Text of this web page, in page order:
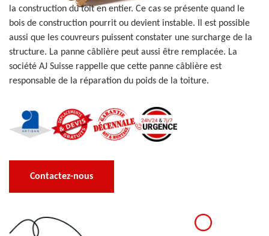
la construction du toit en entier. Ce cas se présente quand le
bois de construction pourrit ou devient instable. Il est possible
aussi que les couvreurs puissent constater une surcharge de la
structure. La panne câblière peut aussi être remplacée. La
société AJ Suisse rappelle que cette panne câblière est
responsable de la réparation du poids de la toiture.
Contactez-nous